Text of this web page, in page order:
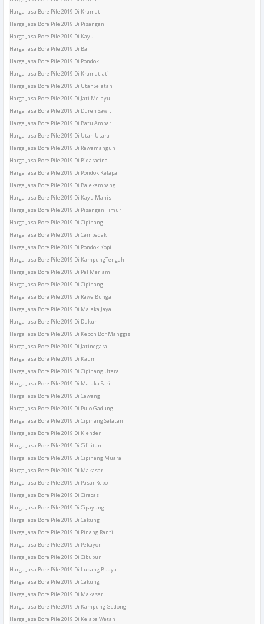
Harga Jasa Bore Pile 2019 Di Kramat
Harga Jasa Bore Pile 2019 Di Pisangan
Harga Jasa Bore Pile 2019 Di Kayu
Harga Jasa Bore Pile 2019 Di Bali
Harga Jasa Bore Pile 2019 Di Pondok
Harga Jasa Bore Pile 2019 Di KramatJati
Harga Jasa Bore Pile 2019 Di UtanSelatan
Harga Jasa Bore Pile 2019 Di Jati Melayu
Harga Jasa Bore Pile 2019 Di Duren Sawit
Harga Jasa Bore Pile 2019 Di Batu Ampar
Harga Jasa Bore Pile 2019 Di Utan Utara
Harga Jasa Bore Pile 2019 Di Rawamangun
Harga Jasa Bore Pile 2019 Di Bidaracina
Harga Jasa Bore Pile 2019 Di Pondok Kelapa
Harga Jasa Bore Pile 2019 Di Balekambang
Harga Jasa Bore Pile 2019 Di Kayu Manis
Harga Jasa Bore Pile 2019 Di Pisangan Timur
Harga Jasa Bore Pile 2019 Di Cipinang
Harga Jasa Bore Pile 2019 Di Cempedak
Harga Jasa Bore Pile 2019 Di Pondok Kopi
Harga Jasa Bore Pile 2019 Di KampungTengah
Harga Jasa Bore Pile 2019 Di Pal Meriam
Harga Jasa Bore Pile 2019 Di Cipinang
Harga Jasa Bore Pile 2019 Di Rawa Bunga
Harga Jasa Bore Pile 2019 Di Malaka Jaya
Harga Jasa Bore Pile 2019 Di Dukuh
Harga Jasa Bore Pile 2019 Di Kebon Bor Manggis
Harga Jasa Bore Pile 2019 Di Jatinegara
Harga Jasa Bore Pile 2019 Di Kaum
Harga Jasa Bore Pile 2019 Di Cipinang Utara
Harga Jasa Bore Pile 2019 Di Malaka Sari
Harga Jasa Bore Pile 2019 Di Cawang
Harga Jasa Bore Pile 2019 Di Pulo Gadung
Harga Jasa Bore Pile 2019 Di Cipinang Selatan
Harga Jasa Bore Pile 2019 Di Klender
Harga Jasa Bore Pile 2019 Di Cililitan
Harga Jasa Bore Pile 2019 Di Cipinang Muara
Harga Jasa Bore Pile 2019 Di Makasar
Harga Jasa Bore Pile 2019 Di Pasar Rebo
Harga Jasa Bore Pile 2019 Di Ciracas
Harga Jasa Bore Pile 2019 Di Cipayung
Harga Jasa Bore Pile 2019 Di Cakung
Harga Jasa Bore Pile 2019 Di Pinang Ranti
Harga Jasa Bore Pile 2019 Di Pekayon
Harga Jasa Bore Pile 2019 Di Cibubur
Harga Jasa Bore Pile 2019 Di Lubang Buaya
Harga Jasa Bore Pile 2019 Di Cakung
Harga Jasa Bore Pile 2019 Di Makasar
Harga Jasa Bore Pile 2019 Di Kampung Gedong
Harga Jasa Bore Pile 2019 Di Kelapa Wetan